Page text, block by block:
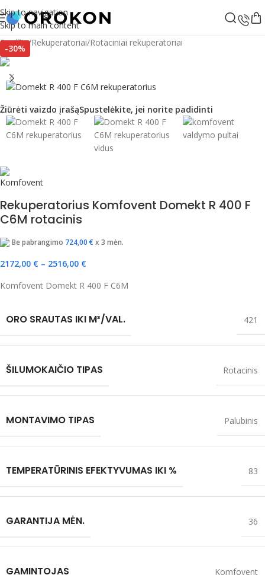
Skip to navigation
Skip to main content
Pradžia/Rekuperatoriai/Rotaciniai rekuperatoriai
-30%
Žiūrėti vaizdo įrašąSpustelėkite, jei norite padidinti
Rekuperatorius Komfovent Domekt R 400 F
C6M rotacinis
Be pabrangimo 724,00 € x 3 mėn.
2172,00 € – 2516,00 €
Komfovent Domekt R 400 F C6M
ORO SRAUTAS IKI M³/VAL. 421
ŠILUMOKAIČIO TIPAS Rotacinis
MONTAVIMO TIPAS Palubinis
TEMPERATŪRINIS EFEKTYVUMAS IKI % 83
GARANTIJA MĖN. 36
GAMINTOJAS Komfovent